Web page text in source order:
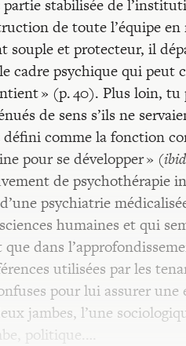
stabilisée de
de toute l’équipe
souple et protecteur, il
cadre psychique qui peut
» (p. 40). Plus loin, tu
de sens s’ils ne
comme la fonction
pour se développer » (
de psychothérapie
psychiatrie
humaines et qui
dans
utilisées par les
pour lui assurer une
jambes, l’une
politique.…